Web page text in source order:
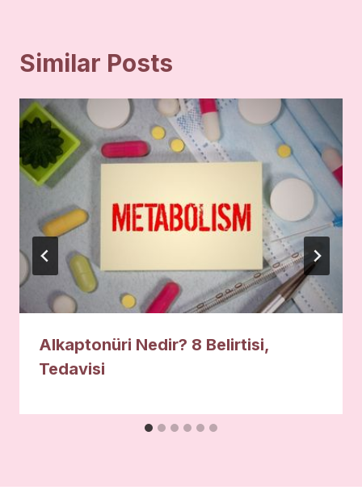
Similar Posts
Alkaptonüri Nedir? 8 Belirtisi,
Tedavisi